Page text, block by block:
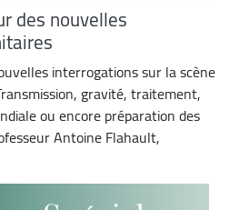
des nouvelles
interrogations sur la scène
gravité, traitement,
ou encore préparation des
Antoine Flahault,